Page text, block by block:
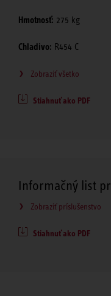
Hmotnosť: 275 kg
Chladivo: R454 C
Zobraziť všetko
Stiahnuť ako PDF
Informačný list
Zobraziť príslušenstvo
Stiahnuť ako PDF